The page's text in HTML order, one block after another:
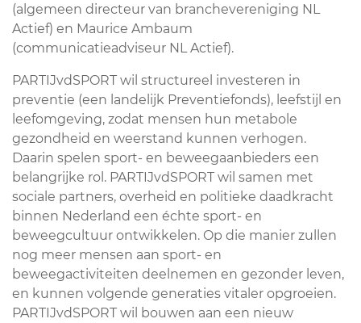
(algemeen directeur van branchevereniging NL
Actief) en Maurice Ambaum
(communicatieadviseur NL Actief).
PARTIJvdSPORT wil structureel investeren in
preventie (een landelijk Preventiefonds), leefstijl en
leefomgeving, zodat mensen hun metabole
gezondheid en weerstand kunnen verhogen.
Daarin spelen sport- en beweegaanbieders een
belangrijke rol. PARTIJvdSPORT wil samen met
sociale partners, overheid en politieke daadkracht
binnen Nederland een échte sport- en
beweegcultuur ontwikkelen. Op die manier zullen
nog meer mensen aan sport- en
beweegactiviteiten deelnemen en gezonder leven,
en kunnen volgende generaties vitaler opgroeien.
PARTIJvdSPORT wil bouwen aan een nieuw